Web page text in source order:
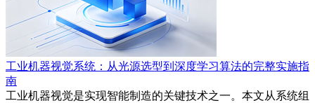
工业机器视觉系统：从光源选型到深度学习算法的完整实施指
南
工业机器视觉是实现智能制造的关键技术之一。本文从系统组